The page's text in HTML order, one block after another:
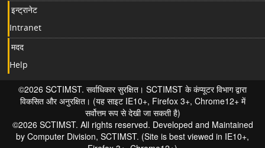
इन्ट्रानेट
Intranet
मदद
Help
©2026 SCTIMST. सर्वाधिकार सुरक्षित। SCTIMST के कंप्यूटर विभाग द्वारा
विकसित और अनुरक्षित। (यह साइट IE10+, Firefox 3+, Chrome12+ में
सर्वोत्तम रूप से देखी जा सकती है)
©2026 SCTIMST. All rights reserved. Developed and Maintained
by Computer Division, SCTIMST. (Site is best viewed in IE10+,